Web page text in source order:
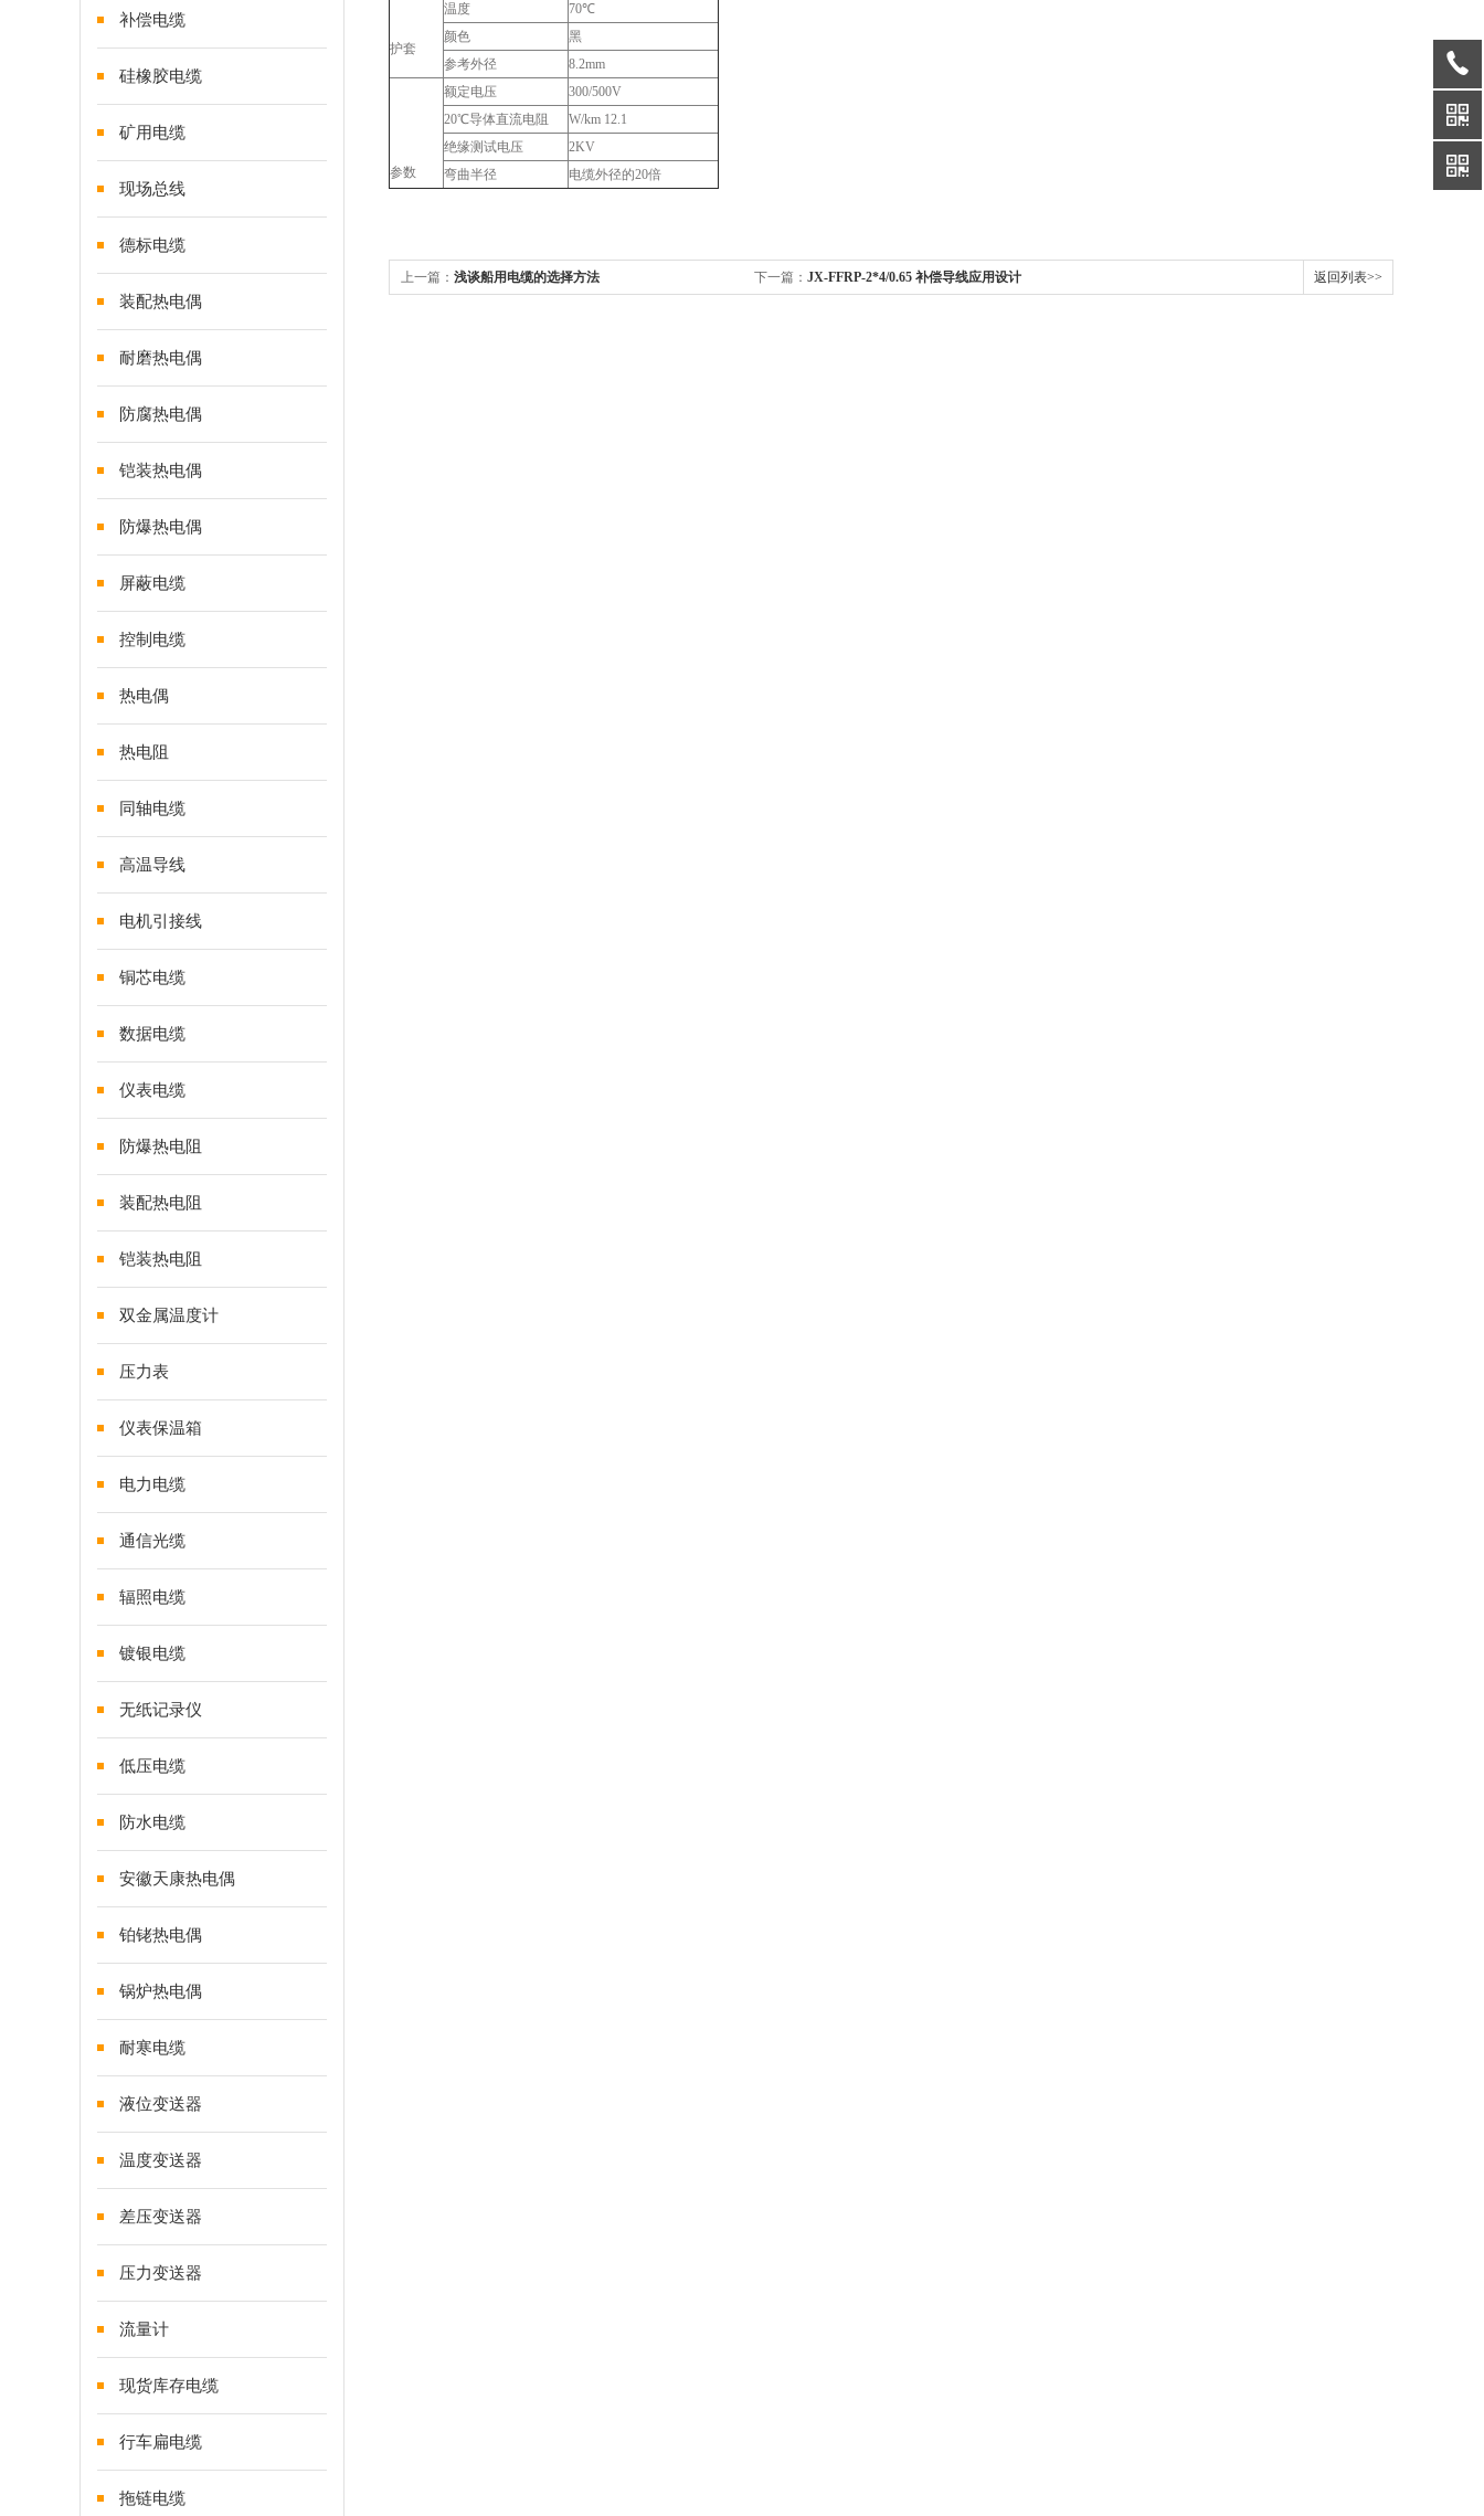
补偿电缆
硅橡胶电缆
矿用电缆
现场总线
德标电缆
装配热电偶
耐磨热电偶
防腐热电偶
铠装热电偶
防爆热电偶
屏蔽电缆
控制电缆
热电偶
热电阻
同轴电缆
高温导线
电机引接线
铜芯电缆
数据电缆
仪表电缆
防爆热电阻
装配热电阻
铠装热电阻
双金属温度计
压力表
仪表保温箱
电力电缆
通信光缆
辐照电缆
镀银电缆
无纸记录仪
低压电缆
防水电缆
安徽天康热电偶
铂铑热电偶
锅炉热电偶
耐寒电缆
液位变送器
温度变送器
差压变送器
压力变送器
流量计
现货库存电缆
行车扁电缆
拖链电缆
护套
温度
70℃
颜色
黑
参考外径
8.2mm
参数
额定电压
300/500V
20℃导体直流电阻
W/km 12.1
绝缘测试电压
2KV
弯曲半径
电缆外径的20倍
上一篇： 浅谈船用电缆的选择方法 下一篇： JX-FFRP-2*4/0.65 补偿导线应用设计 返回列表>>